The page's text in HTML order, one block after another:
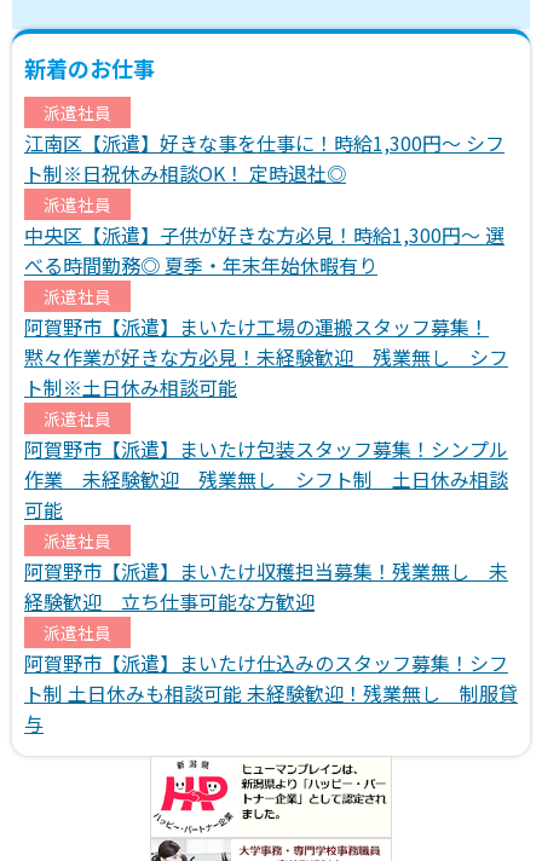
新着のお仕事
派遣社員
江南区【派遣】好きな事を仕事に！時給1,300円～ シフ
ト制※日祝休み相談OK！ 定時退社◎
派遣社員
中央区【派遣】子供が好きな方必見！時給1,300円～ 選
べる時間勤務◎ 夏季・年末年始休暇有り
派遣社員
阿賀野市【派遣】まいたけ工場の運搬スタッフ募集！
黙々作業が好きな方必見！未経験歓迎 残業無し シフ
ト制※土日休み相談可能
派遣社員
阿賀野市【派遣】まいたけ包装スタッフ募集！シンプル
作業 未経験歓迎 残業無し シフト制 土日休み相談
可能
派遣社員
阿賀野市【派遣】まいたけ収穫担当募集！残業無し 未
経験歓迎 立ち仕事可能な方歓迎
派遣社員
阿賀野市【派遣】まいたけ仕込みのスタッフ募集！シフ
ト制 土日休みも相談可能 未経験歓迎！残業無し 制服貸
与